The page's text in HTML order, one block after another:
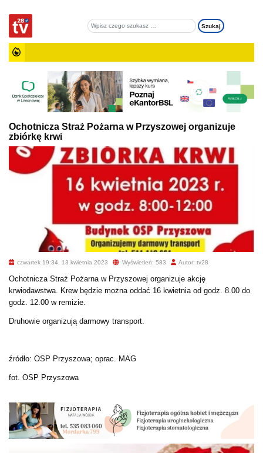
Ochotnicza Straż Pożarna w Przyszowej organizuje
zbiórkę krwi
czwartek 19:34, 13 kwietnia 2023 Wyświetleń: 583 Autor: tv28
Ochotnicza Straż Pożarna w Przyszowej organizuje akcję
krwiodawstwa. Krew będzie można oddać 16 kwietnia od godz. 8.00 do
godz. 12.00 w remizie.
Druhowie organizują darmowy transport.
źródło: OSP Przyszowa; oprac. MAG
fot. OSP Przyszowa